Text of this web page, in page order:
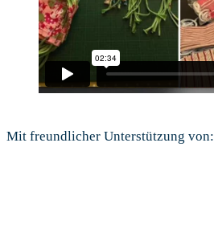
Mit freundlicher Unterstützung von: